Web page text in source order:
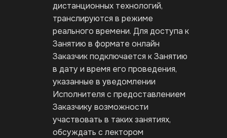
дистанционных технологий,
транслируются в режиме
реального времени. Для доступа к
Занятию в формате онлайн
Заказчик подключается к Занятию
в дату и время его проведения,
указанные в уведомлении
Исполнителя с предоставлением
Заказчику возможности
участвовать в таких занятиях,
обсуждать с лектором